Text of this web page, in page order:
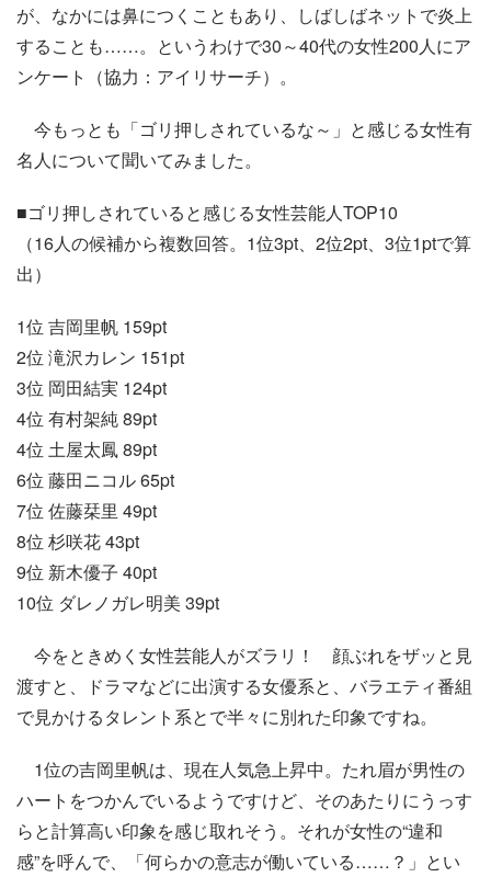
が、なかには鼻につくこともあり、しばしばネットで炎上
することも……。というわけで30～40代の女性200人にア
ンケート（協力：アイリサーチ）。
今もっとも「ゴリ押しされているな～」と感じる女性有
名人について聞いてみました。
■ゴリ押しされていると感じる女性芸能人TOP10
（16人の候補から複数回答。1位3pt、2位2pt、3位1ptで算
出）
1位 吉岡里帆 159pt
2位 滝沢カレン 151pt
3位 岡田結実 124pt
4位 有村架純 89pt
4位 土屋太鳳 89pt
6位 藤田ニコル 65pt
7位 佐藤栞里 49pt
8位 杉咲花 43pt
9位 新木優子 40pt
10位 ダレノガレ明美 39pt
今をときめく女性芸能人がズラリ！ 顔ぶれをザッと見
渡すと、ドラマなどに出演する女優系と、バラエティ番組
で見かけるタレント系とで半々に別れた印象ですね。
1位の吉岡里帆は、現在人気急上昇中。たれ眉が男性の
ハートをつかんでいるようですけど、そのあたりにうっす
らと計算高い印象を感じ取れそう。それが女性の“違和
感”を呼んで、「何らかの意志が働いている……？」とい